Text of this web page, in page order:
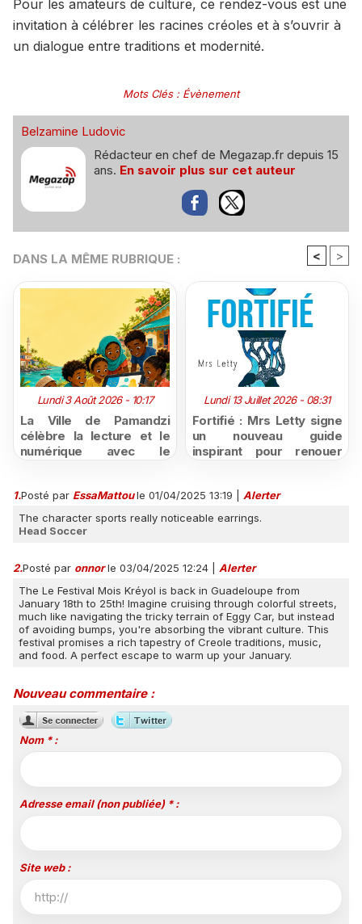
Pour les amateurs de culture, ce rendez-vous est une
invitation à célébrer les racines créoles et à s’ouvrir à
un dialogue entre traditions et modernité.
Mots Clés: Évènement
Belzamine Ludovic
Rédacteur en chef de Megazap.fr depuis 15
ans. En savoir plus sur cet auteur
DANS LA MÊME RUBRIQUE : < >
Lundi 3 Août 2026 - 10:17
La Ville de Pamandzi
célèbre la lecture et le
numérique avec le
Lundi 13 Juillet 2026 - 08:31
Fortifié : Mrs Letty signe
un nouveau guide
inspirant pour renouer
1.Posté par EssaMattoule 01/04/2025 13:19
Alerter
The character sports really noticeable earrings.
Head Soccer
2.Posté par onnor le 03/04/2025 12:24
Alerter
The Le Festival Mois Kréyol is back in Guadeloupe from
January 18th to 25th! Imagine cruising through colorful streets,
much like navigating the tricky terrain of Eggy Car, but instead
of avoiding bumps, you're absorbing the vibrant culture. This
festival promises a rich tapestry of Creole traditions, music,
and food. A perfect escape to warm up your January.
Nouveau commentaire :
Nom * :
Adresse email (non publiée) * :
Site web :